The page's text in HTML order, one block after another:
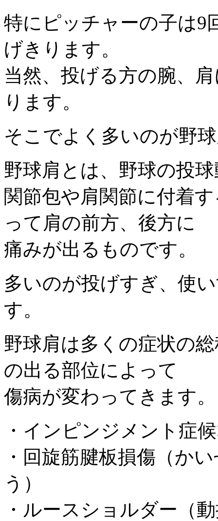
特にピッチャーの子は9
げきります。
当然、投げる方の腕、
ります。
そこでよく多いのが野
野球肩とは、野球の投
関節包や肩関節に付着
って肩の前方、後方に
痛みが出るものです。
多いのが投げすぎ、使
す。
野球肩は多くの症状の
の出る部位によって
傷病が変わってきます。
・インピンジメント症
・回旋筋腱板損傷（か
う）
・ルースショルダー（